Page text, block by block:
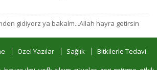
gidiyorz ya bakalm...Allah hayra getirsin
Özel Yazılar Sağlık Bitkilerle Tedavi